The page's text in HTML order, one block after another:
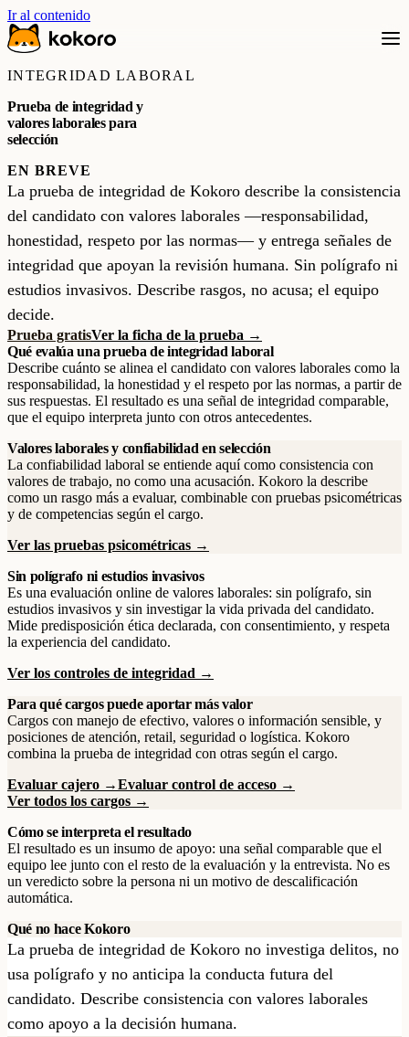
Ir al contenido
INTEGRIDAD LABORAL
Prueba de integridad y
valores laborales para
selección
EN BREVE
La prueba de integridad de Kokoro describe la consistencia
del candidato con valores laborales —responsabilidad,
honestidad, respeto por las normas— y entrega señales de
integridad que apoyan la revisión humana. Sin polígrafo ni
estudios invasivos. Describe rasgos, no acusa; el equipo
decide.
Prueba gratisVer la ficha de la prueba →
Qué evalúa una prueba de integridad laboral
Describe cuánto se alinea el candidato con valores laborales como la
responsabilidad, la honestidad y el respeto por las normas, a partir de
sus respuestas. El resultado es una señal de integridad comparable,
que el equipo interpreta junto con otros antecedentes.
Valores laborales y confiabilidad en selección
La confiabilidad laboral se entiende aquí como consistencia con
valores de trabajo, no como una acusación. Kokoro la describe
como un rasgo más a evaluar, combinable con pruebas psicométricas
y de competencias según el cargo.
Ver las pruebas psicométricas →
Sin polígrafo ni estudios invasivos
Es una evaluación online de valores laborales: sin polígrafo, sin
estudios invasivos y sin investigar la vida privada del candidato.
Mide predisposición ética declarada, con consentimiento, y respeta
la experiencia del candidato.
Ver los controles de integridad →
Para qué cargos puede aportar más valor
Cargos con manejo de efectivo, valores o información sensible, y
posiciones de atención, retail, seguridad o logística. Kokoro
combina la prueba de integridad con otras según el cargo.
Evaluar cajero →Evaluar control de acceso →
Ver todos los cargos →
Cómo se interpreta el resultado
El resultado es un insumo de apoyo: una señal comparable que el
equipo lee junto con el resto de la evaluación y la entrevista. No es
un veredicto sobre la persona ni un motivo de descalificación
automática.
Qué no hace Kokoro
La prueba de integridad de Kokoro no investiga delitos, no
usa polígrafo y no anticipa la conducta futura del
candidato. Describe consistencia con valores laborales
como apoyo a la decisión humana.